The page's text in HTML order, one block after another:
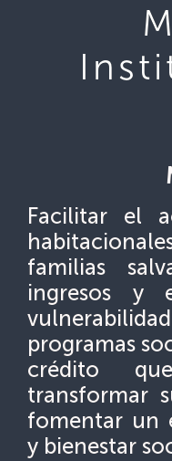
Facilitar el
familias
ingresos y
programas
crédito
transformar
fomentar un
y bienestar